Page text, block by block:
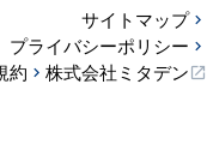
サイトマップ
プライバシーポリシー
約
株式会社ミタデン